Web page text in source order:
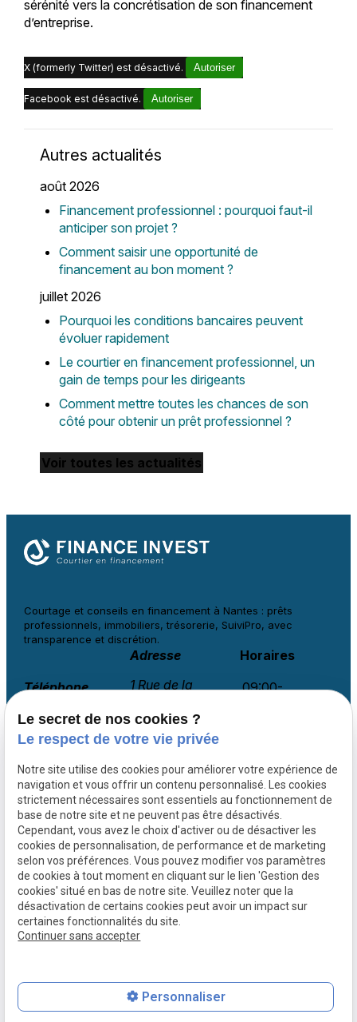
sérénité vers la concrétisation de son financement
d’entreprise.
X (formerly Twitter) est désactivé. Autoriser
Facebook est désactivé. Autoriser
Autres actualités
août 2026
Financement professionnel : pourquoi faut-il
anticiper son projet ?
Comment saisir une opportunité de
financement au bon moment ?
juillet 2026
Pourquoi les conditions bancaires peuvent
évoluer rapidement
Le courtier en financement professionnel, un
gain de temps pour les dirigeants
Comment mettre toutes les chances de son
côté pour obtenir un prêt professionnel ?
Voir toutes les actualités
Courtage et conseils en financement à Nantes : prêts
professionnels, immobiliers, trésorerie, SuiviPro, avec
transparence et discrétion.
Téléphone
02 78 77 14 36
Adresse
1 Rue de la
Rocard
44120 VERTOU
Horaires
09:00-
Courtier financement Vendée
Courtier financement Ille-et-Vilaine
Courtier financement Maine-et-Loire
Courtier financement Morbihan
Paris
Lyon
Bordeaux
Le secret de nos cookies ?
Le respect de votre vie privée
Notre site utilise des cookies pour améliorer votre expérience de
navigation et vous offrir un contenu personnalisé. Les cookies
strictement nécessaires sont essentiels au fonctionnement de
base de notre site et ne peuvent pas être désactivés.
Cependant, vous avez le choix d'activer ou de désactiver les
cookies de personnalisation, de performance et de marketing
selon vos préférences. Vous pouvez modifier vos paramètres
de cookies à tout moment en cliquant sur le lien 'Gestion des
cookies' situé en bas de notre site. Veuillez noter que la
désactivation de certains cookies peut avoir un impact sur
certaines fonctionnalités du site.
Continuer sans accepter
Personnaliser